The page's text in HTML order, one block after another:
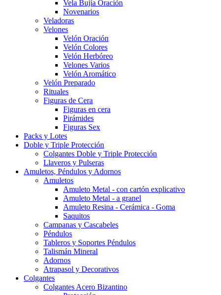
Vela Bujía Oración
Novenarios
Veladoras
Velones
Velón Oración
Velón Colores
Velón Herbóreo
Velones Varios
Velón Aromático
Velón Preparado
Rituales
Figuras de Cera
Figuras en cera
Pirámides
Figuras Sex
Packs y Lotes
Doble y Triple Protección
Colgantes Doble y Triple Protección
Llaveros y Pulseras
Amuletos, Péndulos y Adornos
Amuletos
Amuleto Metal - con cartón explicativo
Amuleto Metal - a granel
Amuleto Resina - Cerámica - Goma
Saquitos
Campanas y Cascabeles
Péndulos
Tableros y Soportes Péndulos
Talismán Mineral
Adornos
Atrapasol y Decorativos
Colgantes
Colgantes Acero Bizantino